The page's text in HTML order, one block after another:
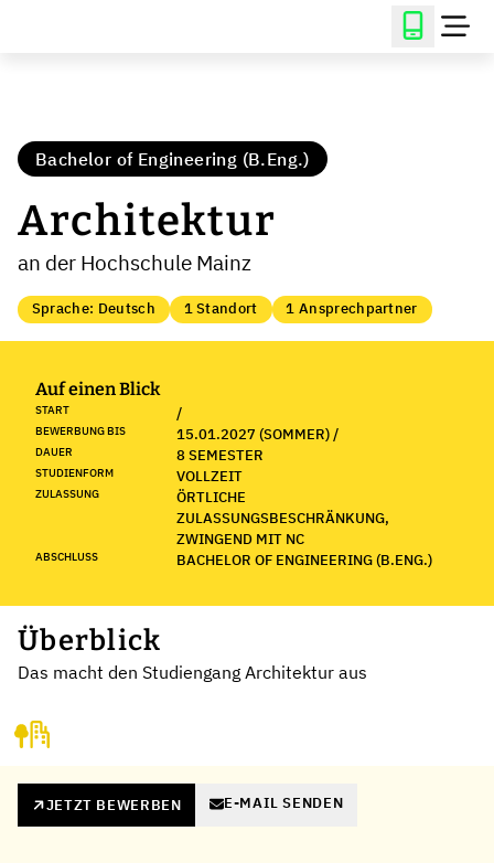
Bachelor of Engineering (B.Eng.)
Architektur
an der Hochschule Mainz
Sprache: Deutsch 1 Standort 1 Ansprechpartner
Auf einen Blick
START /
BEWERBUNG BIS 15.01.2027 (SOMMER) /
DAUER 8 SEMESTER
STUDIENFORM VOLLZEIT
ZULASSUNG
ÖRTLICHE
ZULASSUNGSBESCHRÄNKUNG,
ZWINGEND MIT NC
ABSCHLUSS BACHELOR OF ENGINEERING (B.ENG.)
Überblick
Das macht den Studiengang Architektur aus
JETZT BEWERBEN E-MAIL SENDEN